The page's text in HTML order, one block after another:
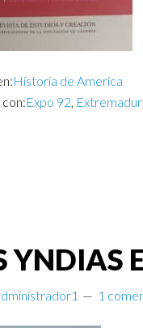
Historia de America
Expo 92,
YNDIAS
1